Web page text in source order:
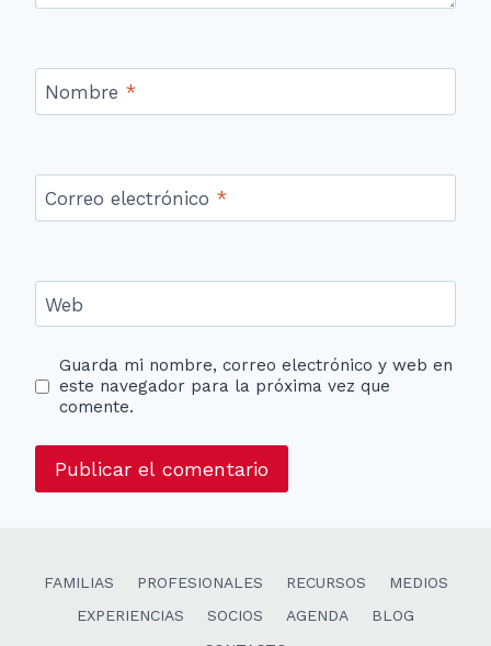
Nombre *
Correo electrónico *
Web
Guarda mi nombre, correo electrónico y web en
este navegador para la próxima vez que
comente.
FAMILIAS PROFESIONALES RECURSOS
MEDIOS
EXPERIENCIAS
SOCIOS AGENDA
BLOG